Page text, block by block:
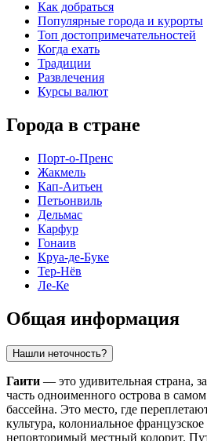
Как добраться
Популярные города и курорты
Топ достопримечательностей
Когда ехать
Традиции
Развлечения
Курсы валют
Города в стране
Порт-о-Пренс
Жакмель
Кап-Аитьен
Петьонвиль
Дельмас
Карфур
Гонаив
Круа-де-Буке
Тер-Нёв
Ле-Ке
Общая информация
Нашли неточность?
Гаити — это удивительная страна,
часть одноименного острова в
бассейна. Это место, где
культура, колониальное
неповторимый местный колорит.